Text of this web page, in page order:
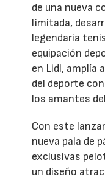
de una nueva
limitada,
legendaria
equipación
en Lidl, amplía
del deporte
los amantes
Con este
nueva pala de
exclusivas
un diseño